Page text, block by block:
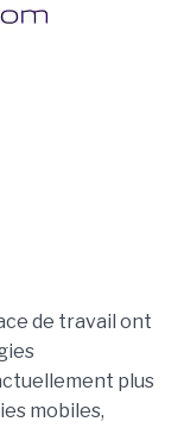
de travail ont
plus
mobiles,